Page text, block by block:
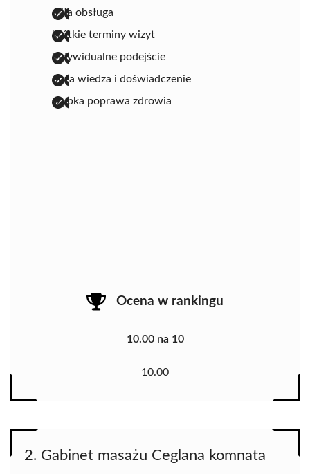
miła obsługa
krótkie terminy wizyt
indywidualne podejście
duża wiedza i doświadczenie
szybka poprawa zdrowia
Ocena w rankingu
10.00 na 10
10.00
2. Gabinet masażu Ceglana komnata